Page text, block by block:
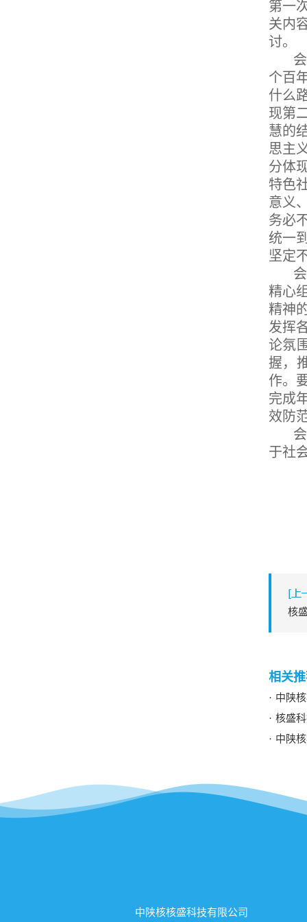
第一
关内
讨。
个百
什么
现第
慧的
思主
分体
特色
意义
务必
统一
坚定
精心
精神
发挥
论氛
握，
作。
完成
效防
于社
中陕核
核盛
中陕
中陕核核盛科技有限公司